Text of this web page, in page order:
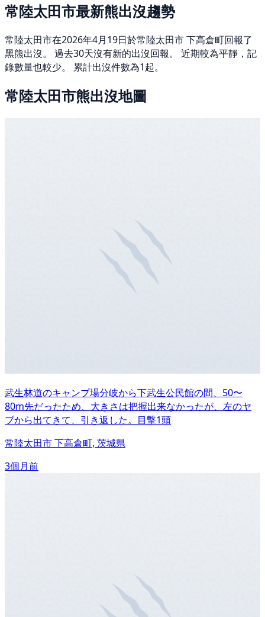
常陸太田市最新熊出沒趨勢
常陸太田市在2026年4月19日於常陸太田市 下高倉町回報了
黑熊出沒。 過去30天沒有新的出沒回報。 近期較為平靜，記
錄數量也較少。 累計出沒件數為1起。
常陸太田市熊出沒地圖
武生林道のキャンプ場分岐から下武生公民館の間、50〜
80m先だったため、大きさは把握出来なかったが、左のヤ
ブから出てきて、引き返した。目撃1頭
常陸太田市 下高倉町, 茨城県
3個月前